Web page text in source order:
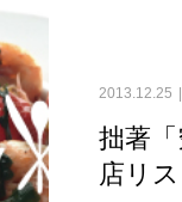
2013.12.25
拙著
店リ